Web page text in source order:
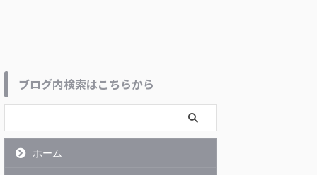
ブログ内検索はこちらから
ホーム